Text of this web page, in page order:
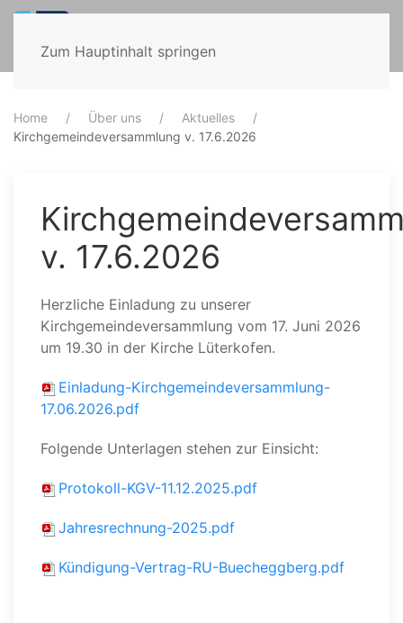
Zum Hauptinhalt springen
Home Über uns
Aktuelles
Kirchgemeindeversammlung v. 17.6.2026
v. 17.6.2026
Herzliche Einladung zu unserer
Kirchgemeindeversammlung vom 17. Juni 2026
um 19.30 in der Kirche Lüterkofen.
Einladung-Kirchgemeindeversammlung-
17.06.2026.pdf
Folgende Unterlagen stehen zur Einsicht:
Protokoll-KGV-11.12.2025.pdf
Jahresrechnung-2025.pdf
Kündigung-Vertrag-RU-Buecheggberg.pdf